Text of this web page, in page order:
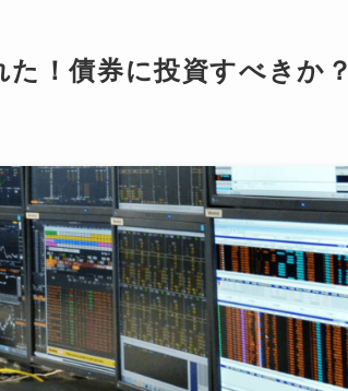
！債券に投資すべきか？